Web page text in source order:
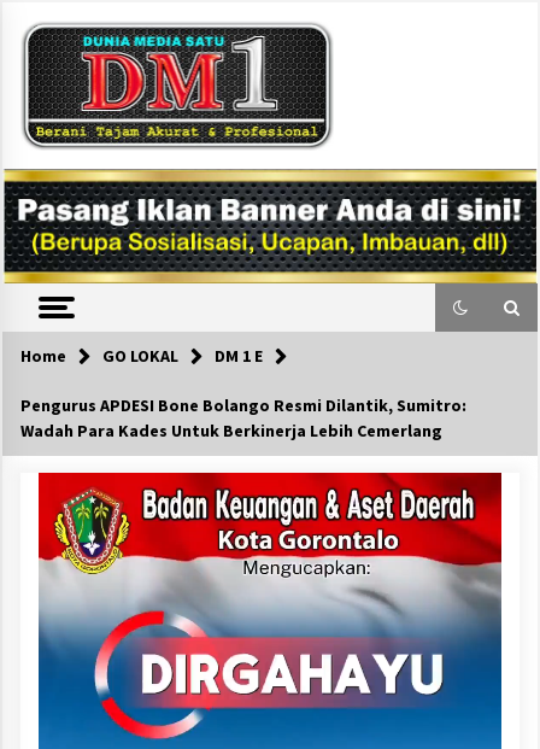
content
DM1
Home GO LOKAL DM 1 E
Pengurus APDESI Bone Bolango Resmi Dilantik, Sumitro:
Wadah Para Kades Untuk Berkinerja Lebih Cemerlang